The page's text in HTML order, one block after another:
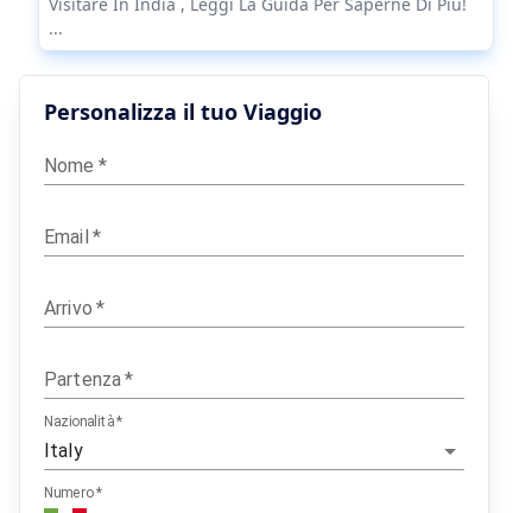
...
Personalizza il tuo Viaggio
Nome *
Email *
Arrivo *
Partenza*
Nazionalità*
Numero*